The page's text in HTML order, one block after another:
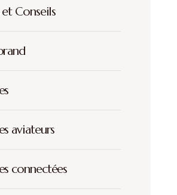
Conseils
aviateurs
connectées